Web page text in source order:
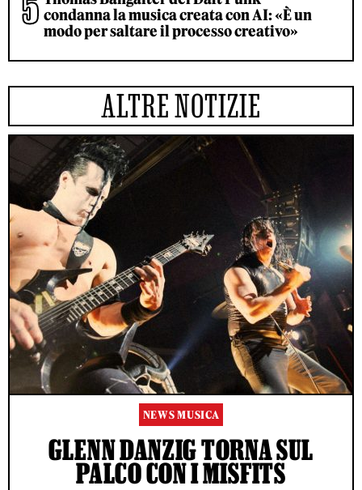
condanna la musica creata con AI: «È un
modo per saltare il processo creativo»
ALTRE NOTIZIE
NEWS MUSICA
GLENN DANZIG TORNA SUL
PALCO CON I MISFITS